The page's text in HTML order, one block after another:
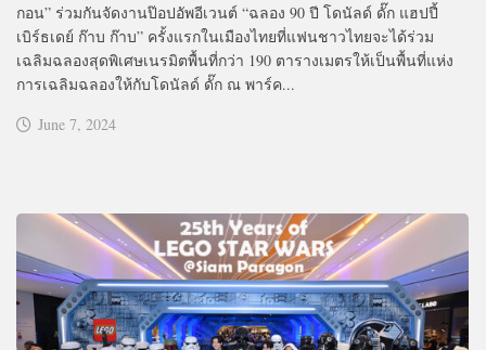
กอน” ร่วมกันจัดงานป๊อปอัพอีเวนต์ “ฉลอง 90 ปี โดนัลด์ ดั๊ก แฮปปี้
เบิร์ธเดย์ ก๊าบ ก๊าบ” ครั้งแรกในเมืองไทยที่แฟนชาวไทยจะได้ร่วม
เฉลิมฉลองสุดพิเศษเนรมิตพื้นที่กว่า 190 ตารางเมตรให้เป็นพื้นที่แห่ง
การเฉลิมฉลองให้กับโดนัลด์ ดั๊ก ณ พาร์ค...
June 7, 2024